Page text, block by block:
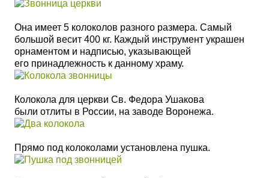
Она имеет 5 колоколов разного размера. Самый
большой весит 400 кг. Каждый инструмент украшен
орнаментом и надписью, указывающей
его принадлежность к данному храму.
Колокола для церкви Св. Федора Ушакова
были отлиты в России, на заводе Воронежа.
Прямо под колоколами установлена пушка.